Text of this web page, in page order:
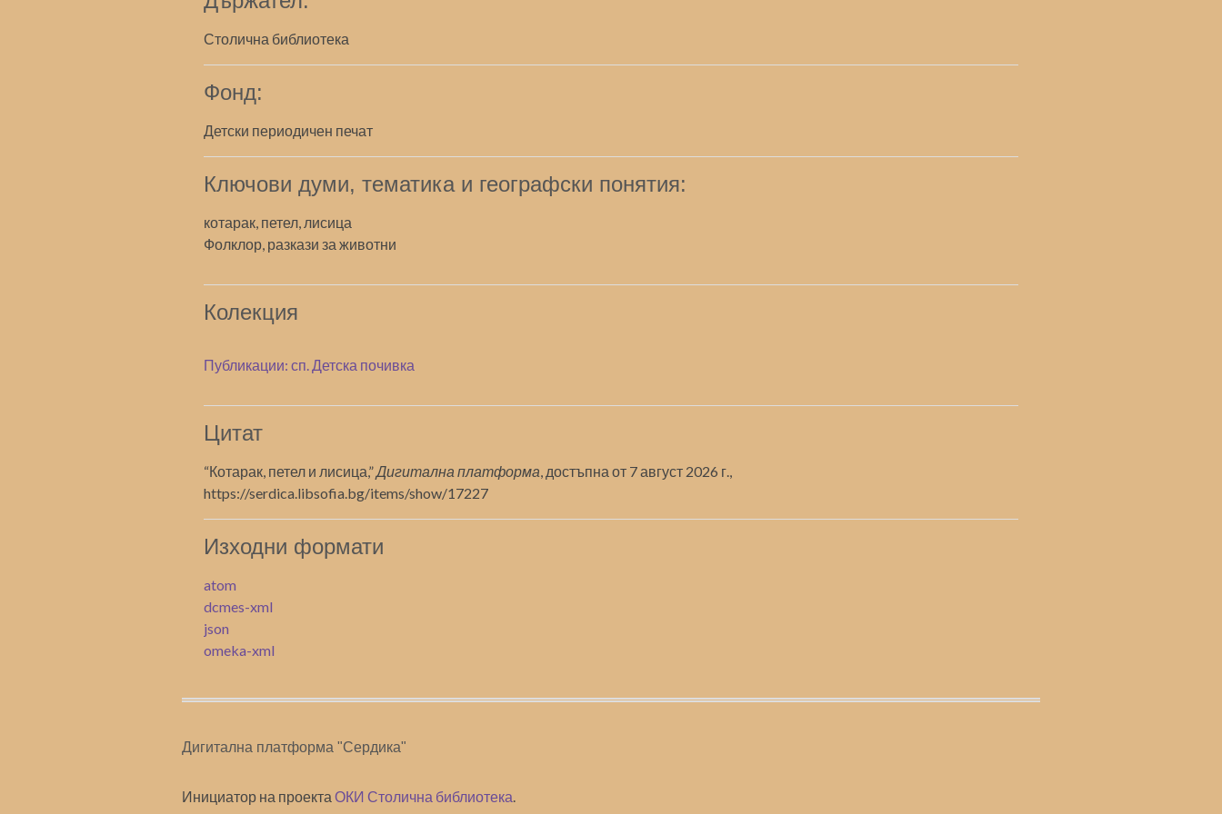
Столична библиотека
Фонд:
Детски периодичен печат
Ключови думи, тематика и географски понятия:
котарак, петел, лисица
Фолклор, разкази за животни
Колекция
Публикации: сп. Детска почивка
Цитат
“Котарак, петел и лисица,”Дигитална платформа, достъпна от 7 август 2026 г.,
https://serdica.libsofia.bg/items/show/17227
Изходни формати
atom
dcmes-xml
json
omeka-xml
Дигитална платформа "Сердика"
Инициатор на проекта ОКИ Столична библиотека.